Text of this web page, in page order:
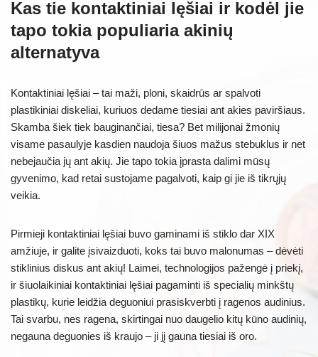
Kas tie kontaktiniai lęšiai ir kodėl jie
tapo tokia populiaria akinių
alternatyva
Kontaktiniai lęšiai – tai maži, ploni, skaidrūs ar spalvoti
plastikiniai diskeliai, kuriuos dedame tiesiai ant akies paviršiaus.
Skamba šiek tiek bauginančiai, tiesa? Bet milijonai žmonių
visame pasaulyje kasdien naudoja šiuos mažus stebuklus ir net
nebejaučia jų ant akių. Jie tapo tokia įprasta dalimi mūsų
gyvenimo, kad retai sustojame pagalvoti, kaip gi jie iš tikrųjų
veikia.
Pirmieji kontaktiniai lęšiai buvo gaminami iš stiklo dar XIX
amžiuje, ir galite įsivaizduoti, koks tai buvo malonumas – dėvėti
stiklinius diskus ant akių! Laimei, technologijos pažengė į priekį,
ir šiuolaikiniai kontaktiniai lęšiai pagaminti iš specialių minkštų
plastikų, kurie leidžia deguoniui prasiskverbti į ragenos audinius.
Tai svarbu, nes ragena, skirtingai nuo daugelio kitų kūno audinių,
negauna deguonies iš kraujo – ji jį gauna tiesiai iš oro.